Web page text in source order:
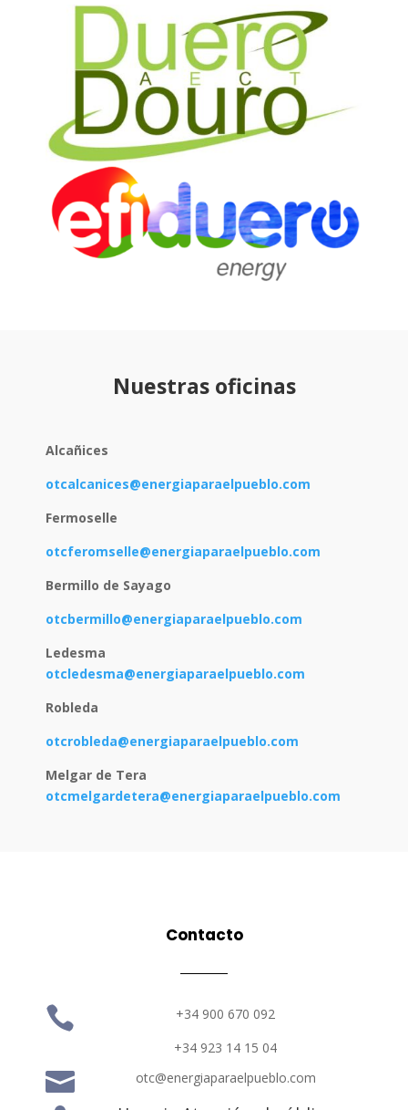
Nuestras oficinas
Alcañices
otcalcanices@energiaparaelpueblo.com
Fermoselle
otcferomselle@energiaparaelpueblo.com
Bermillo de Sayago
otcbermillo@energiaparaelpueblo.com
Ledesma
otcledesma@energiaparaelpueblo.com
Robleda
otcrobleda@energiaparaelpueblo.com
Melgar de Tera
otcmelgardetera@energiaparaelpueblo.com
Contacto

+34 900 670 092
+34 923 14 15 04
 otc@energiaparaelpueblo.com